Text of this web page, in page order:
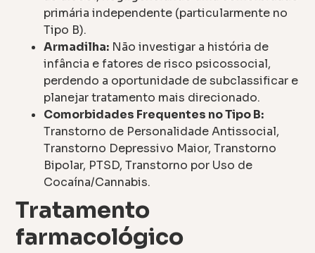
primária independente (particularmente no
Tipo B).
Armadilha: Não investigar a história de
infância e fatores de risco psicossocial,
perdendo a oportunidade de subclassificar e
planejar tratamento mais direcionado.
Comorbidades Frequentes no Tipo B:
Transtorno de Personalidade Antissocial,
Transtorno Depressivo Maior, Transtorno
Bipolar, PTSD, Transtorno por Uso de
Cocaína/Cannabis.
Tratamento
farmacológico